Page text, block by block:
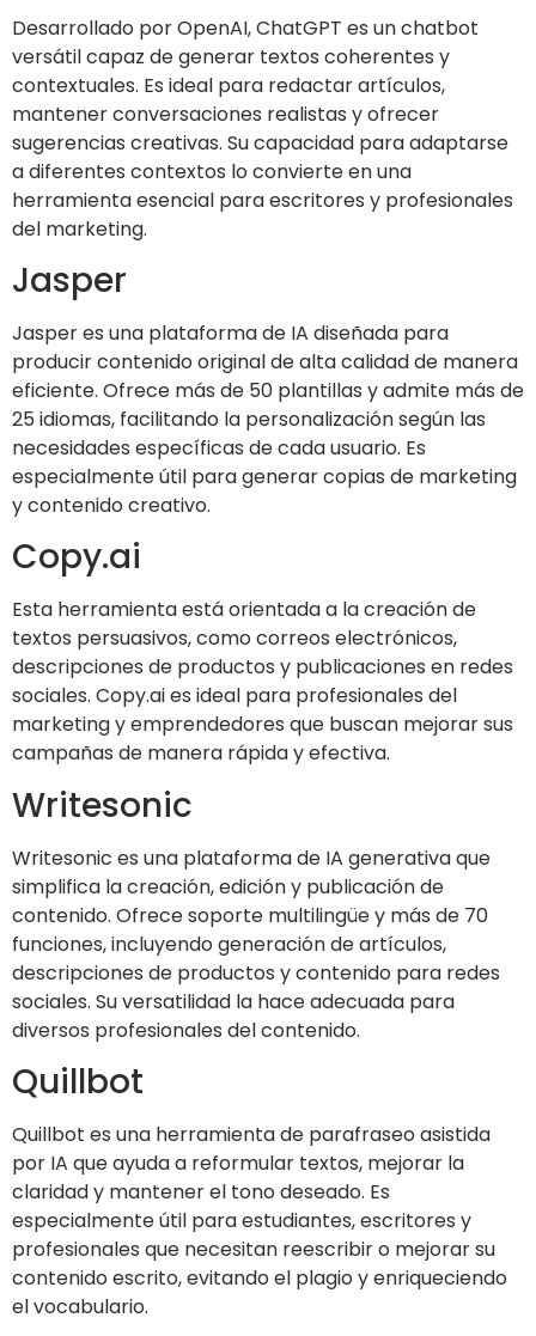
Desarrollado por OpenAI, ChatGPT es un chatbot
versátil capaz de generar textos coherentes y
contextuales. Es ideal para redactar artículos,
mantener conversaciones realistas y ofrecer
sugerencias creativas. Su capacidad para adaptarse
a diferentes contextos lo convierte en una
herramienta esencial para escritores y profesionales
del marketing.
Jasper
Jasper es una plataforma de IA diseñada para
producir contenido original de alta calidad de manera
eficiente. Ofrece más de 50 plantillas y admite más de
25 idiomas, facilitando la personalización según las
necesidades específicas de cada usuario. Es
especialmente útil para generar copias de marketing
y contenido creativo.
Copy.ai
Esta herramienta está orientada a la creación de
textos persuasivos, como correos electrónicos,
descripciones de productos y publicaciones en redes
sociales. Copy.ai es ideal para profesionales del
marketing y emprendedores que buscan mejorar sus
campañas de manera rápida y efectiva.
Writesonic
Writesonic es una plataforma de IA generativa que
simplifica la creación, edición y publicación de
contenido. Ofrece soporte multilingüe y más de 70
funciones, incluyendo generación de artículos,
descripciones de productos y contenido para redes
sociales. Su versatilidad la hace adecuada para
diversos profesionales del contenido.
Quillbot
Quillbot es una herramienta de parafraseo asistida
por IA que ayuda a reformular textos, mejorar la
claridad y mantener el tono deseado. Es
especialmente útil para estudiantes, escritores y
profesionales que necesitan reescribir o mejorar su
contenido escrito, evitando el plagio y enriqueciendo
el vocabulario.